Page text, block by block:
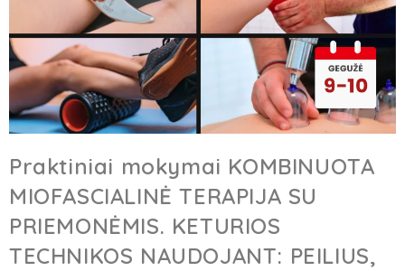
Praktiniai mokymai KOMBINUOTA
MIOFASCIALINĖ TERAPIJA SU
PRIEMONĖMIS. KETURIOS
TECHNIKOS NAUDOJANT: PEILIUS,